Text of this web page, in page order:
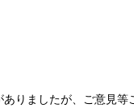
りましたが、ご意見等